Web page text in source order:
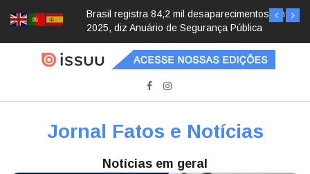
Brasil registra 84,2 mil desaparecimentos em
2025, diz Anuário de Segurança Pública
Jornal Fatos e Notícias
Notícias em geral